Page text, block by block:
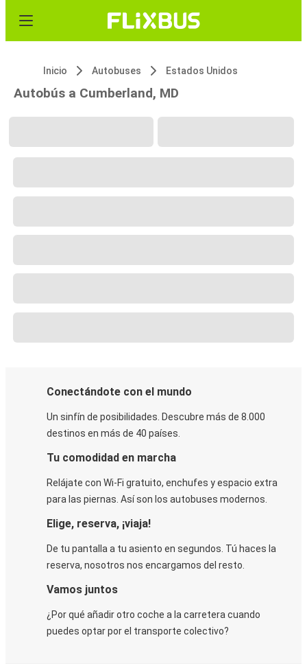
Inicio Autobuses Estados Unidos
Autobús a Cumberland, MD
Conectándote con el mundo
Un sinfín de posibilidades. Descubre más de 8.000
destinos en más de 40 países.
Tu comodidad en marcha
Relájate con Wi-Fi gratuito, enchufes y espacio extra
para las piernas. Así son los autobuses modernos.
Elige, reserva, ¡viaja!
De tu pantalla a tu asiento en segundos. Tú haces la
reserva, nosotros nos encargamos del resto.
Vamos juntos
¿Por qué añadir otro coche a la carretera cuando
puedes optar por el transporte colectivo?